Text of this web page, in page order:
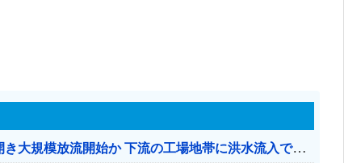
【おわった】 三峡ダム、豪雨で13基の水門を開き大規模放流開始か 下流の工場地帯に洪水流入で崩壊はじまる